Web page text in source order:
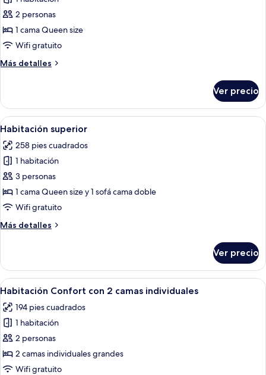
de
Habitación
doble
2 personas
1 cama Queen size
Wifi gratuito
Más detalles
Más
doble
Confort
Ver precio
Abrir
todas
las
fotos
de
Habitación
superior
Habitación de hotel con una cama
4
Habitación superior
258 pies cuadrados
1 habitación
3 personas
1 cama Queen size y 1 sofá cama doble
Wifi gratuito
Más detalles
Más
superior
Ver precio
Abrir
todas
las
fotos
de
Habitación
Confort
Una habitación de hotel con una
3
Habitación Confort con 2 camas individuales
194 pies cuadrados
1 habitación
2 personas
2 camas individuales grandes
Wifi gratuito